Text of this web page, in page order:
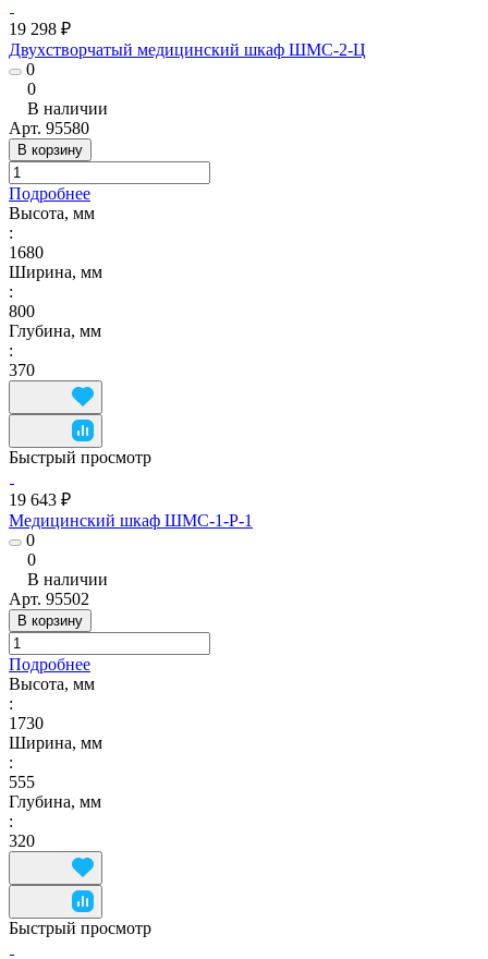
19 298 ₽
Двухстворчатый медицинский шкаф ШМС-2-Ц
0
0
В наличии
Арт. 95580
В корзину
Подробнее
Высота, мм
:
1680
Ширина, мм
:
800
Глубина, мм
:
370
Быстрый просмотр
19 643 ₽
Медицинский шкаф ШМС-1-Р-1
0
0
В наличии
Арт. 95502
В корзину
Подробнее
Высота, мм
:
1730
Ширина, мм
:
555
Глубина, мм
:
320
Быстрый просмотр